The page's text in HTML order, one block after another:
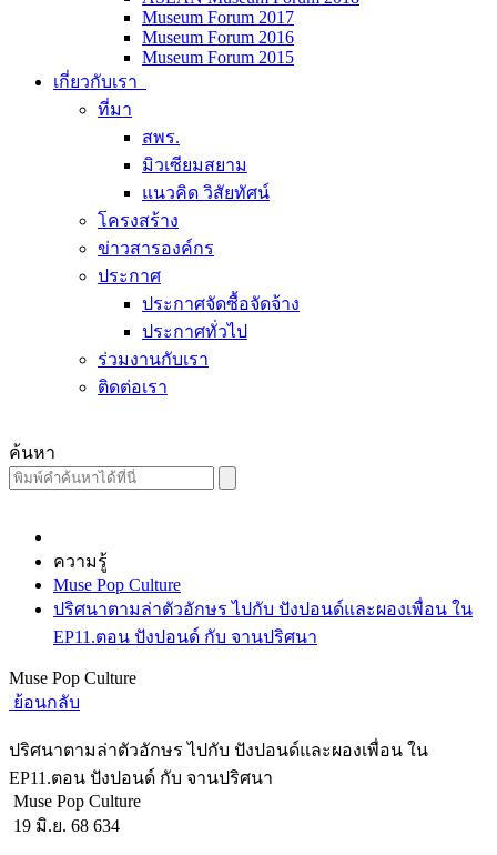
Museum Forum 2017
Museum Forum 2016
Museum Forum 2015
เกี่ยวกับเรา
ที่มา
สพร.
มิวเซียมสยาม
แนวคิด วิสัยทัศน์
โครงสร้าง
ข่าวสารองค์กร
ประกาศ
ประกาศจัดซื้อจัดจ้าง
ประกาศทั่วไป
ร่วมงานกับเรา
ติดต่อเรา
ค้นหา
ความรู้
Muse Pop Culture
ปริศนาตามล่าตัวอักษร ไปกับ ปังปอนด์และผองเพื่อน ใน
EP11.ตอน ปังปอนด์ กับ จานปริศนา
Muse Pop Culture
ย้อนกลับ
ปริศนาตามล่าตัวอักษร ไปกับ ปังปอนด์และผองเพื่อน ใน
EP11.ตอน ปังปอนด์ กับ จานปริศนา
Muse Pop Culture
19 มิ.ย. 68 634